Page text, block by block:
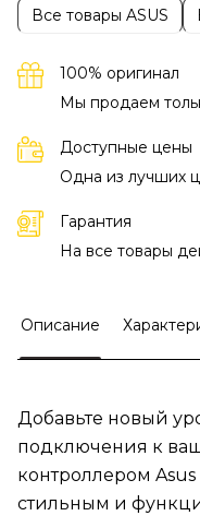
Все товары ASUS
100% оригинал
Мы продаем
Доступные цены
Одна из лучших
Гарантия
На все товары
Описание
Добавьте новый
подключения к
контроллером
стильным и